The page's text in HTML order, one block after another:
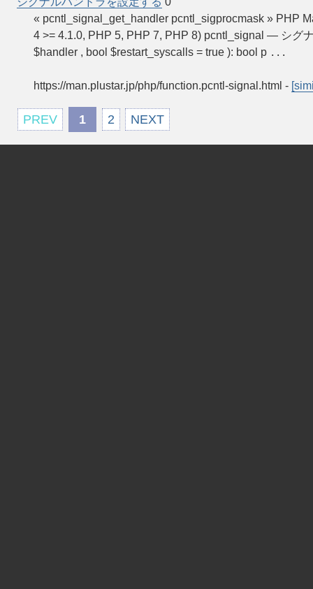
« pcntl_signal_get_handler pcntl_sigprocmask » PHP
4 >= 4.1.0, PHP 5, PHP 7, PHP 8) pcntl_signal — シグ
$handler , bool $restart_syscalls = true ): bool p ...
https://man.plustar.jp/php/function.pcntl-signal.html -
PREV 1 2 NEXT